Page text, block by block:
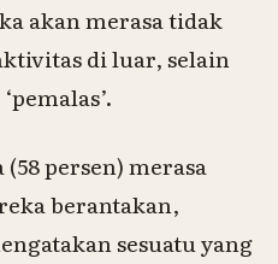
akan merasa tidak
di luar, selain
persen) merasa
berantakan,
sesuatu yang